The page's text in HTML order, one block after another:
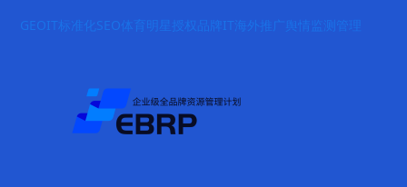
GEOIT标准化SEO体育明星授权 品牌IT海外推广 舆情监测管理